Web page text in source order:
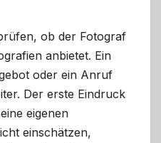
ob der Fotograf
anbietet. Ein
oder ein Anruf
Der erste Eindruck
eigenen
einschätzen,